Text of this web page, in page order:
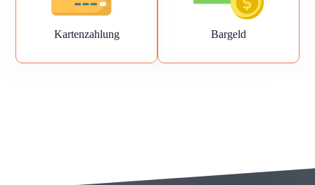
Kartenzahlung Bargeld